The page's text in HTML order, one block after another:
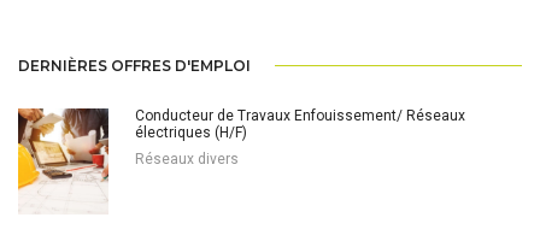
DERNIÈRES OFFRES D'EMPLOI
Conducteur de Travaux Enfouissement/ Réseaux
électriques (H/F)
Réseaux divers